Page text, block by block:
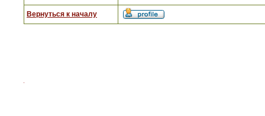
Вернуться к началу